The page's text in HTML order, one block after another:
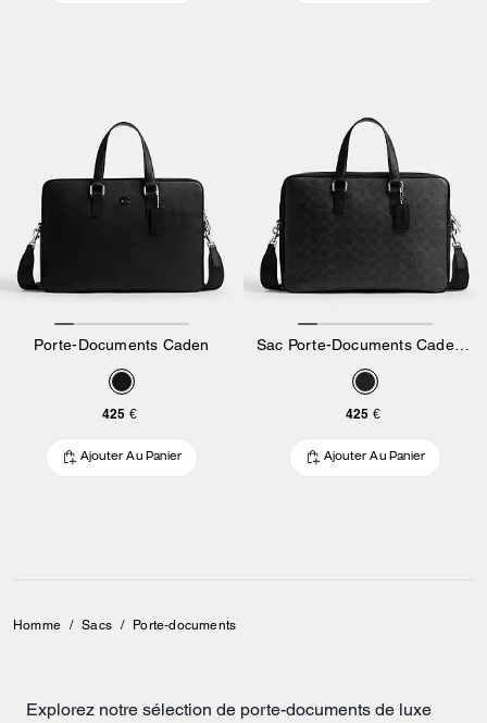
Porte-Documents Caden
425 €
Ajouter Au Panier
Sac Porte-Documents Caden en Toile Signature
425 €
Ajouter Au Panier
Homme / Sacs / Porte-documents
Explorez notre sélection de porte-documents de luxe